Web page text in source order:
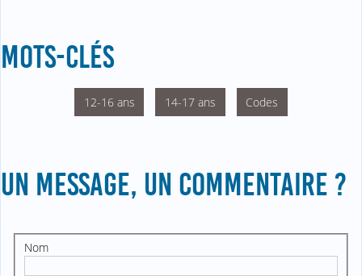
MOTS-CLÉS
12-16 ans 14-17 ans Codes
UN MESSAGE, UN COMMENTAIRE ?
Nom